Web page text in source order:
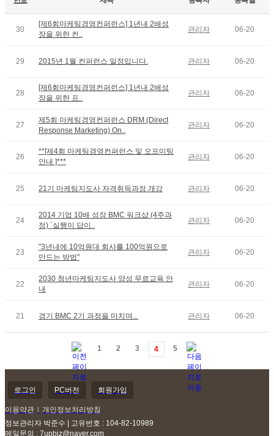
30
[제6회마케팅경영컨퍼런스] 1년내 2배성
장을 위한 컨..
관리자 06-20
29 2015년 1월 컨퍼런스 일정입니다. 관리자 06-20
28
[제6회마케팅경영컨퍼런스] 1년내 2배성
장을 위한 프..
관리자 06-20
27
제5회 마케팅경영컨퍼런스 DRM (Direct
Response Marketing) On..
관리자 06-20
26
**[제4회 마케팅경영컨퍼런스 및 오프미팅
안내 ]***
관리자 06-20
25 21기 마케팅지도사 자격취득과정 개강 관리자 06-20
24
2014 기업 10배 성장 BMC 워크샵 (4주과
정) `실행이 답이..
관리자 06-20
23
"3년내에 10억원대 회사를 100억원으로
만드는 방법"
관리자 06-20
22
2030 청년마케팅지도사 양성 무료교육 안
내
관리자 06-20
21 경기 BMC 2기 과정을 마치며... 관리자 06-20
1 2 3 4 5
로그인 PC버전 회원가입
이용약관
개인정보처리방침
정보관리자 박준수 | 고유번호 : 104-82-10989
메일문의 : 7upbiz@naver.com